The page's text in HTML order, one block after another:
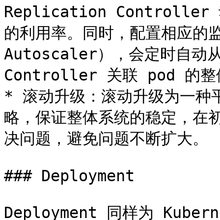
Replication Controller 动
的利用率。同时，配置相应
Autoscaler），会定时自
Controller 关联 pod 的整体
* 滚动升级：滚动升级为一种
略，保证整体系统的稳定，在
决问题，避免问题不断扩大。
### Deployment
Deployment 同样为